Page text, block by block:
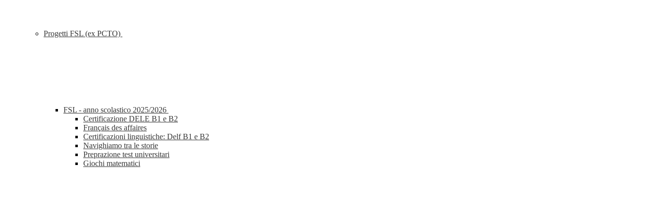
Progetti FSL (ex PCTO)
FSL - anno scolastico 2025/2026
Certificazione DELE B1 e B2
Français des affaires
Certificazioni linguistiche: Delf B1 e B2
Navighiamo tra le storie
Preprazione test universitari
Giochi matematici